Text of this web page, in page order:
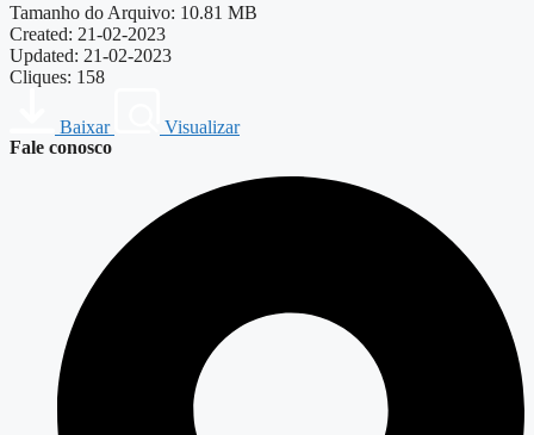
Tamanho do Arquivo: 10.81 MB
Created: 21-02-2023
Updated: 21-02-2023
Cliques: 158
Baixar
Visualizar
Fale conosco